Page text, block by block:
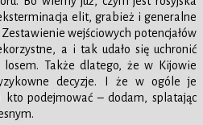
elit, grabież i generalne
wejściowych potencjałów
a i tak udało się uchronić
Także dlatego, że w Kijowie
decyzje. I że w ogóle je
kto podejmować – dodam, splatając